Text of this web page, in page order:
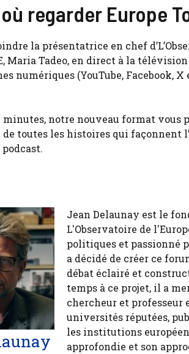
regarder Europe
la présentatrice en chef
Maria Tadeo, en direct à la
numériques (YouTube, Facebook,
minutes, notre nouveau format vous
toutes les histoires qui façonnent
Jean Delaunay est le
L'Observatoire de
politiques et passionné
a décidé de créer ce
débat éclairé et
temps à ce projet, il a
chercheur et professeur
universités réputées,
les institutions
approfondie et son